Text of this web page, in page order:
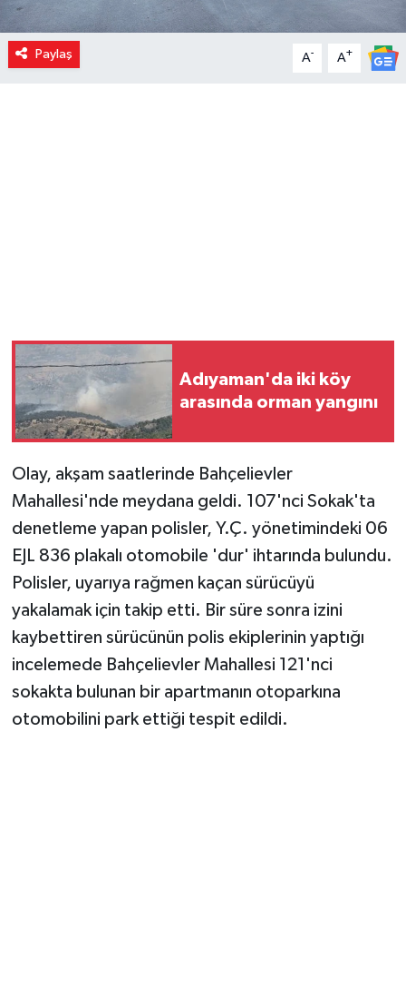
Paylaş A- A+
Adıyaman'da iki köy
arasında orman yangını
Olay, akşam saatlerinde Bahçelievler
Mahallesi'nde meydana geldi. 107'nci Sokak'ta
denetleme yapan polisler, Y.Ç. yönetimindeki 06
EJL 836 plakalı otomobile 'dur' ihtarında bulundu.
Polisler, uyarıya rağmen kaçan sürücüyü
yakalamak için takip etti. Bir süre sonra izini
kaybettiren sürücünün polis ekiplerinin yaptığı
incelemede Bahçelievler Mahallesi 121'nci
sokakta bulunan bir apartmanın otoparkına
otomobilini park ettiği tespit edildi.